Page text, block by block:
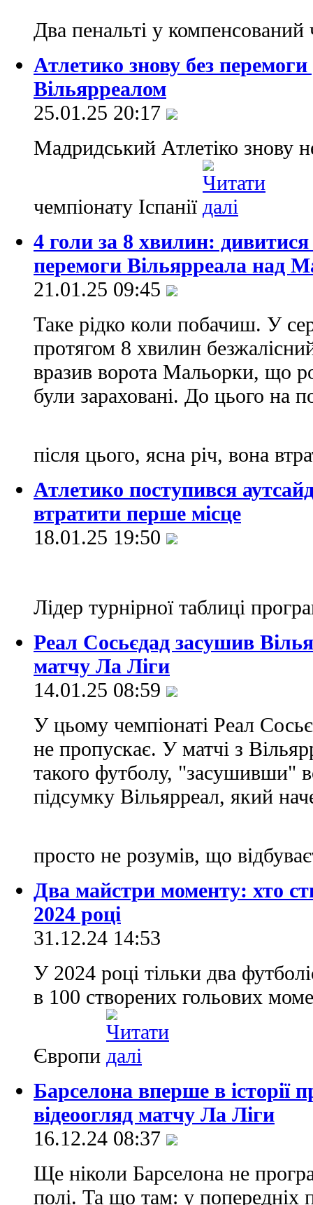
Два пенальті у компенсований
Атлетико знову без
Вільярреалом
25.01.25 20:17
Мадридський Атлетіко знову
чемпіонату Іспанії
4 голи за 8 хвилин: дивитися
перемоги Вільярреала над
21.01.25 09:45
Таке рідко коли побачиш. У
протягом 8 хвилин
вразив ворота Мальорки, що
були зараховані. До цього на
після цього, ясна річ, вона
Атлетико поступився
втратити перше місце
18.01.25 19:50
Лідер турнірної таблиці
Реал Сосьєдад засушив
матчу Ла Ліги
14.01.25 08:59
У цьому чемпіонаті Реал
не пропускає. У матчі з
такого футболу, "засушивши"
підсумку Вільярреал, який
просто не розумів, що
Два майстри моменту: хто
2024 році
31.12.24 14:53
У 2024 році тільки два
в 100 створених гольових
Європи
Барселона вперше в історії
відеоогляд матчу Ла Ліги
16.12.24 08:37
Ще ніколи Барселона не
полі. Та що там: у попередніх